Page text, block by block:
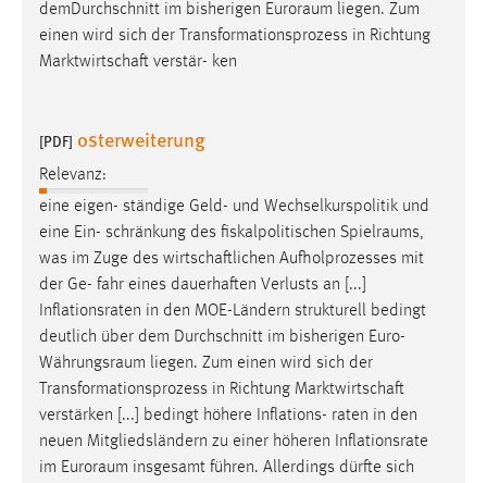
demDurchschnitt im bisherigen Euroraum liegen. Zum
einen wird sich der Transformationsprozess in Richtung
Marktwirtschaft verstär- ken
[PDF] osterweiterung
Relevanz:
eine eigen- ständige Geld- und Wechselkurspolitik und
eine Ein- schränkung des fiskalpolitischen Spielraums,
was im Zuge des wirtschaftlichen Aufholprozesses mit
der Ge- fahr eines dauerhaften Verlusts an [...]
Inflationsraten in den MOE-Ländern strukturell bedingt
deutlich über dem Durchschnitt im bisherigen Euro-
Währungsraum liegen. Zum einen wird sich der
Transformationsprozess in Richtung Marktwirtschaft
verstärken [...] bedingt höhere Inflations- raten in den
neuen Mitgliedsländern zu einer höheren Inflationsrate
im Euroraum insgesamt führen. Allerdings dürfte sich